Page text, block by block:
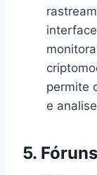
permite
e
5.